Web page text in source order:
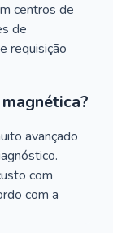
centros de
de
requisição
avançado
com
com a